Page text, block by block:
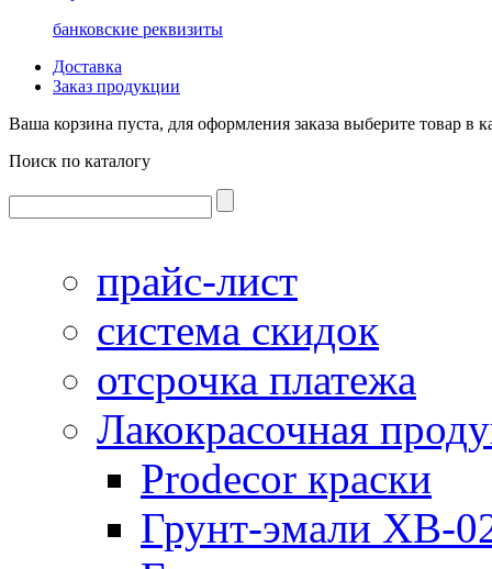
банковские реквизиты
Доставка
Заказ продукции
Ваша корзина пуста, для оформления заказа выберите товар в
Поиск по каталогу
прайс-лист
система скидок
отсрочка платежа
Лакокрасочная
Prodecor краски
Грунт-эмали ХВ-